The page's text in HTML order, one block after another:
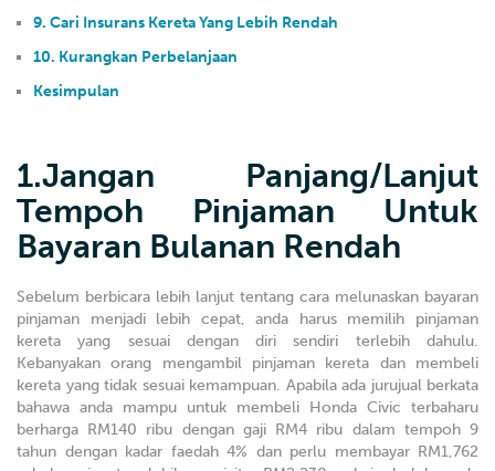
9. Cari Insurans Kereta Yang Lebih Rendah
10. Kurangkan Perbelanjaan
Kesimpulan
1.Jangan Panjang/Lanjut
Tempoh Pinjaman Untuk
Bayaran Bulanan Rendah
Sebelum berbicara lebih lanjut tentang cara melunaskan bayaran
pinjaman menjadi lebih cepat, anda harus memilih pinjaman
kereta yang sesuai dengan diri sendiri terlebih dahulu.
Kebanyakan orang mengambil pinjaman kereta dan membeli
kereta yang tidak sesuai kemampuan. Apabila ada jurujual berkata
bahawa anda mampu untuk membeli Honda Civic terbaharu
berharga RM140 ribu dengan gaji RM4 ribu dalam tempoh 9
tahun dengan kadar faedah 4% dan perlu membayar RM1,762